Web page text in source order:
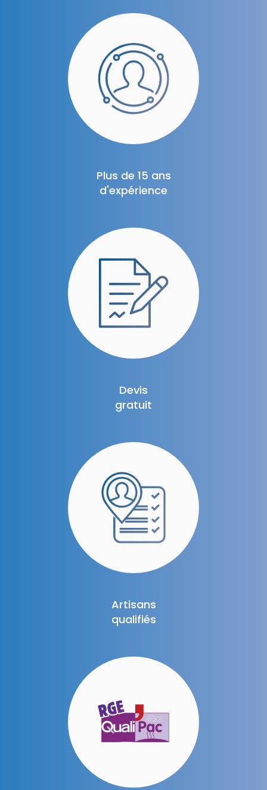
Plus de 15 ans
d'expérience
Devis
gratuit
Artisans
qualifiés